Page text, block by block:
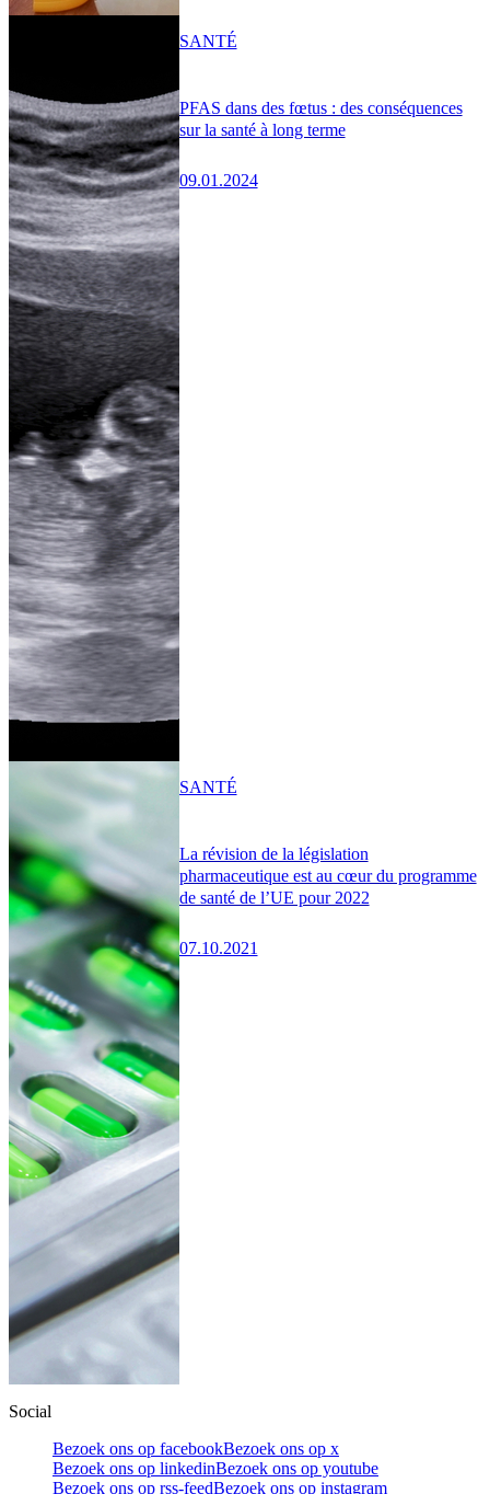
PFAS dans des fœtus : des conséquences
sur la santé à long terme
09.01.2024
SANTÉ
La révision de la législation
pharmaceutique est au cœur du programme
de santé de l’UE pour 2022
07.10.2021
SANTÉ
Social
Bezoek ons op facebookBezoek ons op x
Bezoek ons op linkedinBezoek ons op youtube
Bezoek ons op rss-feedBezoek ons op instagram